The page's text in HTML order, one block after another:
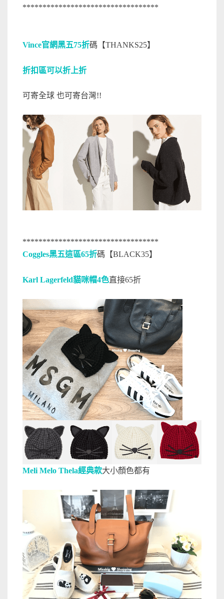
**********************************
Vince官網黑五75折碼【THANKS25】
折扣區可以折上折
可寄全球 也可寄台灣!!
**********************************
Coggles黑五這區65折碼【BLACK35】
Karl Lagerfeld貓咪帽4色直接65折
Meli Melo Thela經典款大小顏色都有